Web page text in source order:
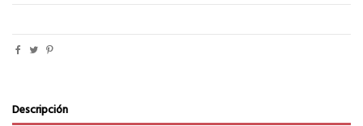
Descripción